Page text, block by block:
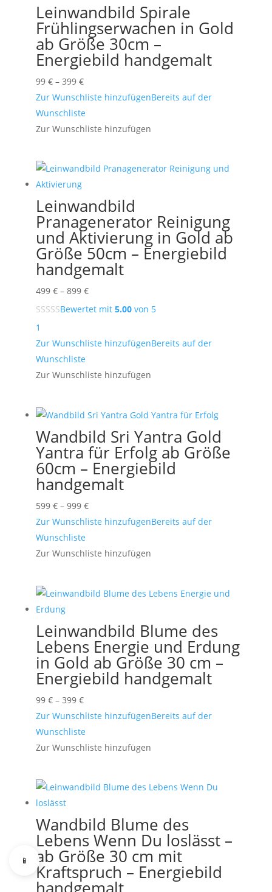
Leinwandbild Spirale
Frühlingserwachen in Gold
ab Größe 30cm –
Energiebild handgemalt
99 € – 399 €Preisspanne:
99 €
bis
399 €
Zur Wunschliste hinzufügenBereits auf der
Wunschliste
Zur Wunschliste hinzufügen
Leinwandbild
Pranagenerator Reinigung
und Aktivierung in Gold ab
Größe 50cm – Energiebild
handgemalt
499 € – 899 €Preisspanne:
499 €
899 €
Bewertet mit 5.00von 5
1
Zur Wunschliste hinzufügenBereits auf der
Wunschliste
Zur Wunschliste hinzufügen
Wandbild Sri Yantra Gold
Yantra für Erfolg ab Größe
60cm – Energiebild
handgemalt
599 € – 999 €Preisspanne:
599 €
999 €
Zur Wunschliste hinzufügenBereits auf der
Wunschliste
Zur Wunschliste hinzufügen
Leinwandbild Blume des
Lebens Energie und Erdung
in Gold ab Größe 30 cm –
Energiebild handgemalt
99 € – 399 €Preisspanne:
99 €
bis
399 €
Zur Wunschliste hinzufügenBereits auf der
Wunschliste
Zur Wunschliste hinzufügen
Wandbild Blume des
Lebens Wenn Du loslässt –
ab Größe 30 cm mit
Kraftspruch – Energiebild
📱